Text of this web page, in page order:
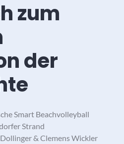
zum
der
& Clemens Wickler